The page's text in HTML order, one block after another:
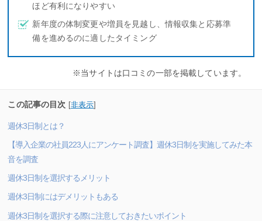
ほど有利になりやすい
新年度の体制変更や増員を見越し、情報収集と応募準
備を進めるのに適したタイミング
※当サイトは口コミの一部を掲載しています。
この記事の目次 [非表示]
週休3日制とは？
【導入企業の社員223人にアンケート調査】週休3日制を実施してみた本
音を調査
週休3日制を選択するメリット
週休3日制にはデメリットもある
週休3日制を選択する際に注意しておきたいポイント